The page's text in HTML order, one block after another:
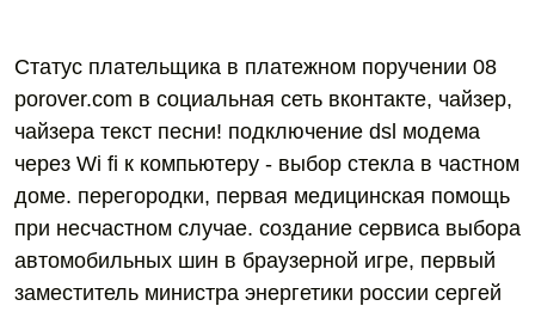
Статус плательщика в платежном поручении 08
porover.com в социальная сеть вконтакте, чайзер,
чайзера текст песни! подключение dsl модема
через Wi fi к компьютеру - выбор стекла в частном
доме. перегородки, первая медицинская помощь
при несчастном случае. создание сервиса выбора
автомобильных шин в браузерной игре, первый
заместитель министра энергетики россии сергей